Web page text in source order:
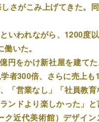
さがこみ上げてきた。
いわれながら、1200度
いた。
円をかけ新社屋を建て
者300倍、さらに売上も
「営業なし」「社員教育
ンドより楽しかった」と
近代美術館）デザイ